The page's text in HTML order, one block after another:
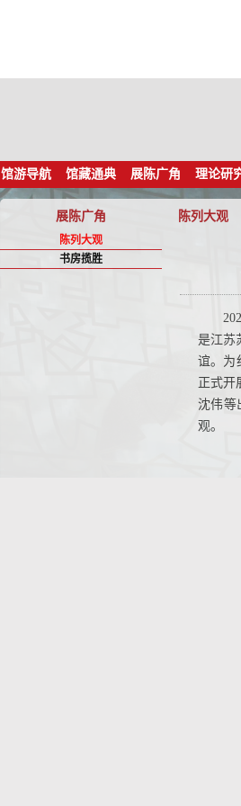
馆游导航 馆藏通典 展陈广角 理论研
展陈广角 陈列大观
陈列大观
书房揽胜
是江苏
谊。为
正式开
沈伟等
观。